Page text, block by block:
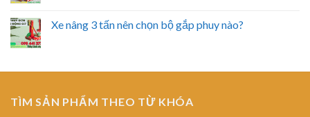
Xe nâng 3 tấn nên chọn bộ gắp phuy nào?
TÌM SẢN PHẨM THEO TỪ KHÓA